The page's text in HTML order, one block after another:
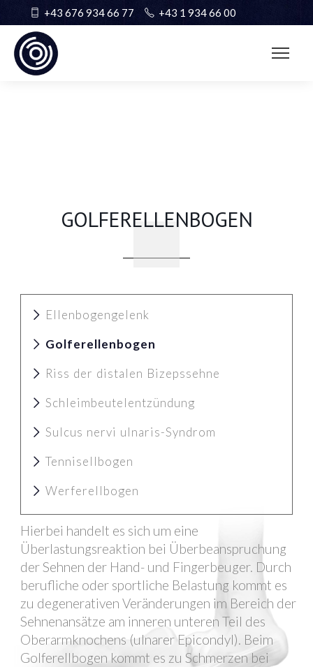
+43 676 934 66 77 +43 1 934 66 00
GOLFERELLENBOGEN
Ellenbogengelenk
Golferellenbogen
Riss der distalen Bizepssehne
Schleimbeutelentzündung
Sulcus nervi ulnaris-Syndrom
Tennisellbogen
Werferellbogen
Hierbei handelt es sich um eine
Überlastungsreaktion bei Überbeanspruchung
der Sehnen der Hand- und Fingerbeuger. Durch
berufliche oder sportliche Belastung kommt es
zu degenerativen Veränderungen im Bereich der
Sehnenansätze am inneren unteren Teil des
Oberarmknochens (ulnarer Epicondyl). Beim
Golferellbogen kommt es zu Schmerzen bei